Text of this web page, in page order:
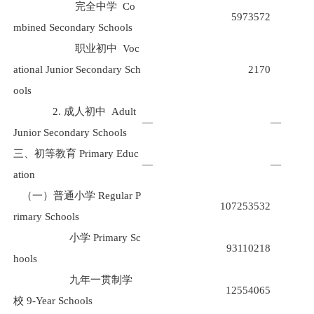
完全中学 Co
mbined Secondary Schools
5973572
职业初中 Voc
ational Junior Secondary Sch
ools
2170
2. 成人初中
Adult
Junior Secondary Schools
— —
三、初等教育 Primary Educ
ation
— —
（一）普通小学 Regular P
rimary Schools
107253532
小学 Primary Sc
hools
93110218
九年一贯制学
校 9-Year Schools
12554065